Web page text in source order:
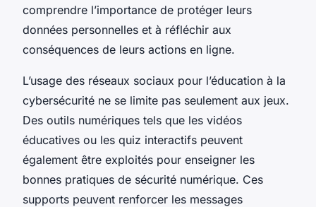
comprendre l’importance de protéger leurs
données personnelles et à réfléchir aux
conséquences de leurs actions en ligne.
L’usage des réseaux sociaux pour l’éducation à la
cybersécurité ne se limite pas seulement aux jeux.
Des outils numériques tels que les vidéos
éducatives ou les quiz interactifs peuvent
également être exploités pour enseigner les
bonnes pratiques de sécurité numérique. Ces
supports peuvent renforcer les messages